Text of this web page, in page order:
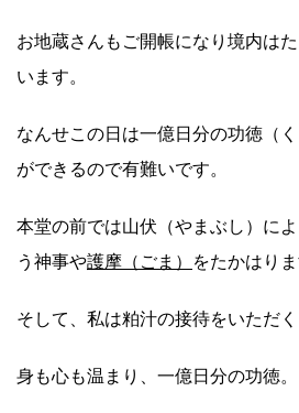
お地蔵さんもご開帳になり境内は
います。
なんせこの日は一億日分の功徳（
ができるので有難いです。
本堂の前では山伏（やまぶし）に
う神事や護摩（ごま） をたかはりま
そして、私は粕汁の接待をいただく
身も心も温まり、一億日分の功徳。